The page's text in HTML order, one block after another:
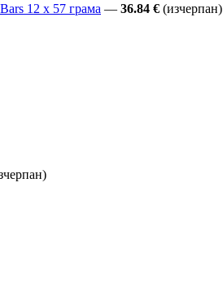
12 x 57 грама — 36.84 € (изчерпан)